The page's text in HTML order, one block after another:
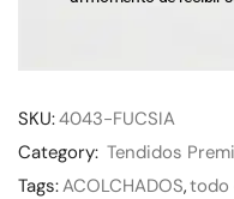
SKU:4043-FUCSIA
Category: Tendidos
Tags:ACOLCHADOS,todo